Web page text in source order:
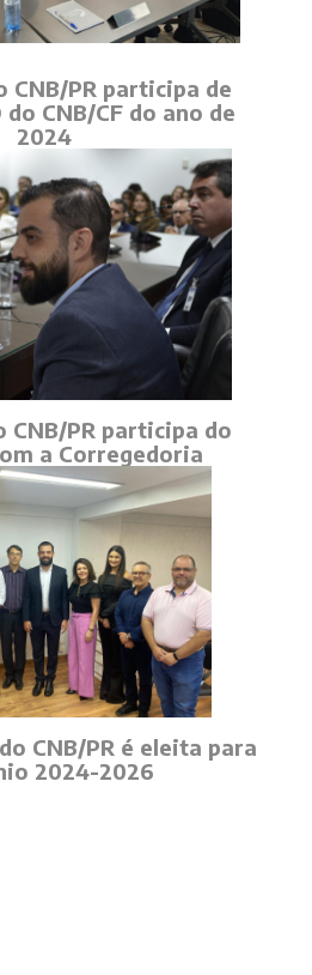
CNB/PR participa de
CNB/CF do ano de
2024
CNB/PR participa do
a Corregedoria
CNB/PR é eleita para
2024-2026